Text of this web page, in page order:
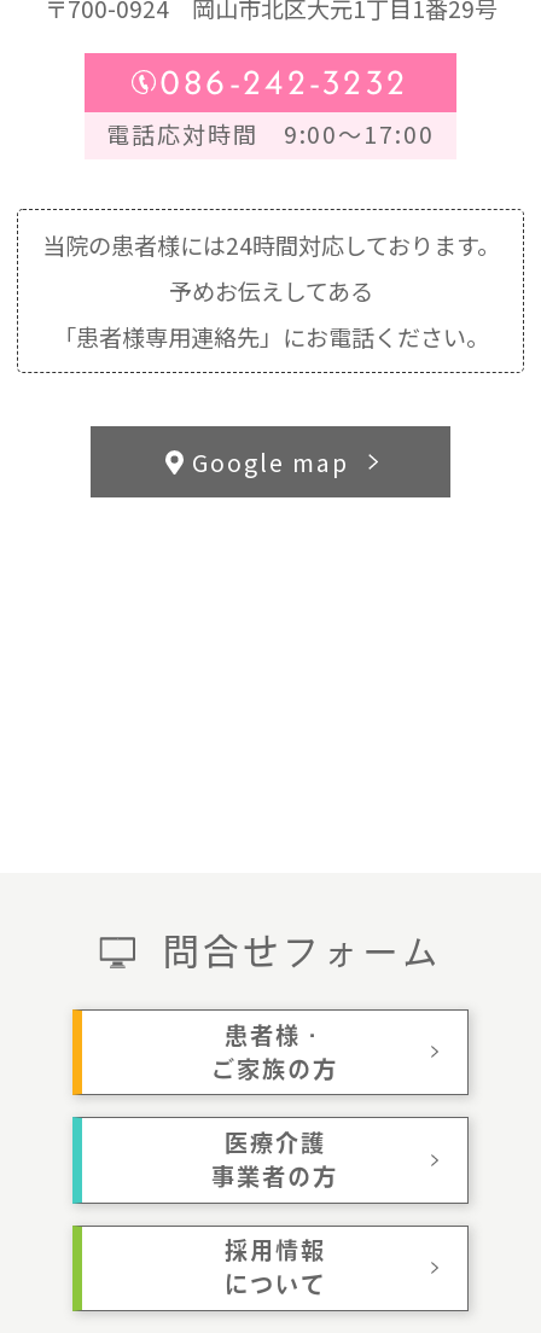
〒700-0924岡山市北区大元1丁目1番29号
086-242-3232
電話応対時間 9:00～17:00
当院の患者様には24時間対応しております。
予めお伝えしてある
「患者様専用連絡先」にお電話ください。
問合せフォーム
患者様・
ご家族の方
医療介護
事業者の方
採用情報
について
Google map